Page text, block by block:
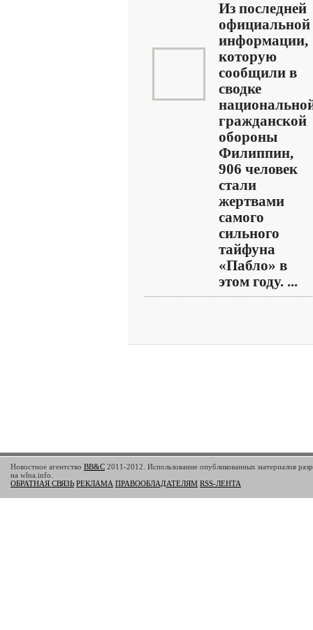
Из последней
официальной
информации,
которую
сообщили в
сводке
гражданской
обороны
Филиппин,
906 человек
стали
жертвами
самого
сильного
тайфуна
«Пабло» в
этом году. ...
Новостное агентство BB&C 2011-2012. Использование опубликованных материалов
на wlna.info.
ОБРАТНАЯ СВЯЗЬ РЕКЛАМА ПРАВООБЛАДАТЕЛЯМ RSS-ЛЕНТА